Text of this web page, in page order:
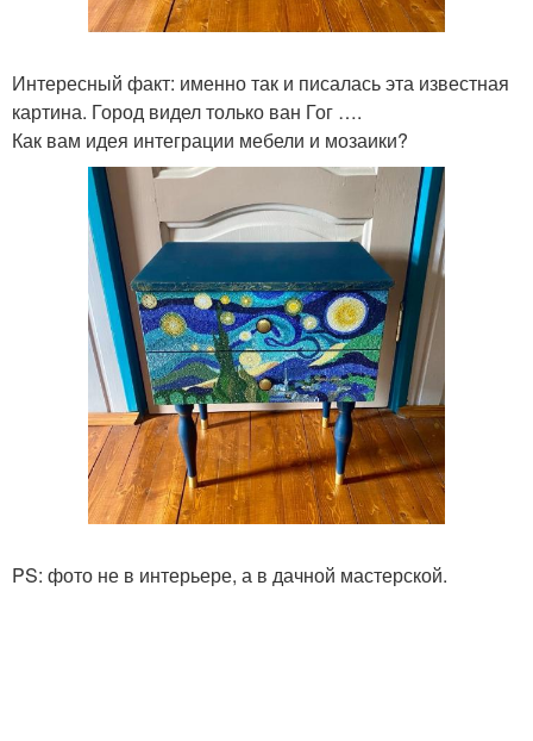
Интересный факт: именно так и писалась эта известная
картина. Город видел только ван Гог ….
Как вам идея интеграции мебели и мозаики?
PS: фото не в интерьере, а в дачной мастерской.